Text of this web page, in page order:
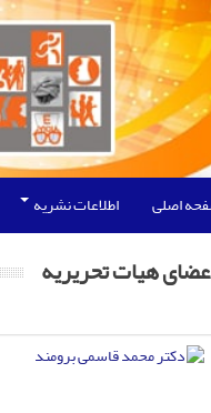
اصلی اطلاعات نشریه
هیات تحریریه